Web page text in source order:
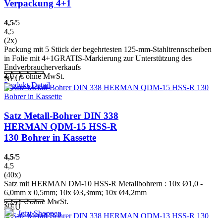
Verpackung 4+1
4,5/5
4,5
(2x)
Packung mit 5 Stück der begehrtesten 125-mm-Stahltrennscheiben
in Folie mit 4+1GRATIS-Markierung zur Unterstützung des
Endverbraucherverkaufs
4,07€ohne MwSt.
Produkt-Detail
NEU
Satz Metall-Bohrer DIN 338
HERMAN QDM-15 HSS-R
130 Bohrer in Kassette
4,5/5
4,5
(40x)
Satz mit HERMAN DM-10 HSS-R Metallbohrern : 10x Ø1,0 -
6,0mm x 0,5mm; 10x Ø3,3mm; 10x Ø4,2mm
43,41€ohne MwSt.
Jetzt Shoppen
NEU